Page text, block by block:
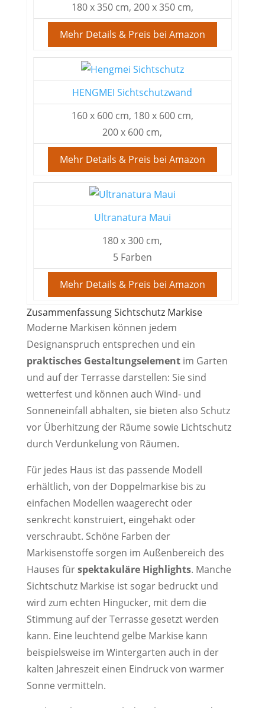
180 x 350 cm, 200 x 350 cm,
Mehr Details & Preis bei Amazon
HENGMEI Sichtschutzwand
160 x 600 cm, 180 x 600 cm,
200 x 600 cm,
Mehr Details & Preis bei Amazon
Ultranatura Maui
180 x 300 cm,
5 Farben
Mehr Details & Preis bei Amazon
Zusammenfassung Sichtschutz Markise
Moderne Markisen können jedem
Designanspruch entsprechen und ein
praktisches Gestaltungselementim Garten
und auf der Terrasse darstellen: Sie sind
wetterfest und können auch Wind- und
Sonneneinfall abhalten, sie bieten also Schutz
vor Überhitzung der Räume sowie Lichtschutz
durch Verdunkelung von Räumen.
Für jedes Haus ist das passende Modell
erhältlich, von der Doppelmarkise bis zu
einfachen Modellen waagerecht oder
senkrecht konstruiert, eingehakt oder
verschraubt. Schöne Farben der
Markisenstoffe sorgen im Außenbereich des
Hauses fürspektakuläre Highlights. Manche
Sichtschutz Markise ist sogar bedruckt und
wird zum echten Hingucker, mit dem die
Stimmung auf der Terrasse gesetzt werden
kann. Eine leuchtend gelbe Markise kann
beispielsweise im Wintergarten auch in der
kalten Jahreszeit einen Eindruck von warmer
Sonne vermitteln.